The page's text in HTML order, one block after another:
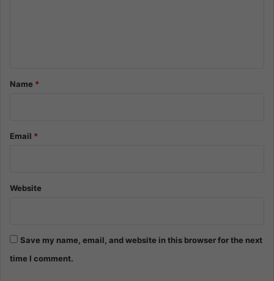
*Name *
Email *
Website
Save my name, email, and website in this browser for the next
time I comment.